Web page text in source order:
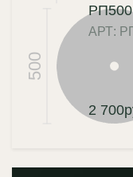
500
АРТ:
2 700